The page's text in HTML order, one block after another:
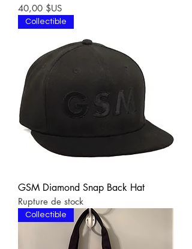
Prix
40,00 $US
Collectible
GSM Diamond Snap Back Hat
Rupture de stock
Collectible